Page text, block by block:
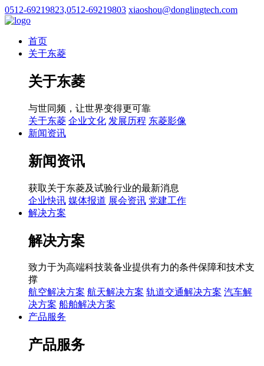
0512-69219823,0512-69219803 xiaoshou@donglingtech.com
首页
关于东菱
关于东菱
与世同频，让世界变得更可靠
关于东菱 企业文化 发展历程 东菱影像
新闻资讯
新闻资讯
获取关于东菱及试验行业的最新消息
企业快讯 媒体报道 展会资讯 党建工作
解决方案
解决方案
致力于为高端科技装备业提供有力的条件保障和技术支
撑
航空解决方案 航天解决方案 轨道交通解决方案 汽车解
决方案 船舶解决方案
产品服务
产品服务